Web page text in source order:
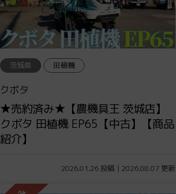
茨城県 田植機
クボタ
★売約済み★【農機具王 茨城店】
クボタ 田植機 EP65【中古】【商品
紹介】
2026.01.26 投稿 | 2026.08.07 更新